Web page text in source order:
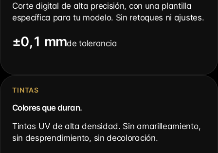
Corte digital de alta precisión, con una plantilla
específica para tu modelo. Sin retoques ni ajustes.
±0,1 mmde tolerancia
TINTAS
Colores que duran.
Tintas UV de alta densidad. Sin amarilleamiento,
sin desprendimiento, sin decoloración.